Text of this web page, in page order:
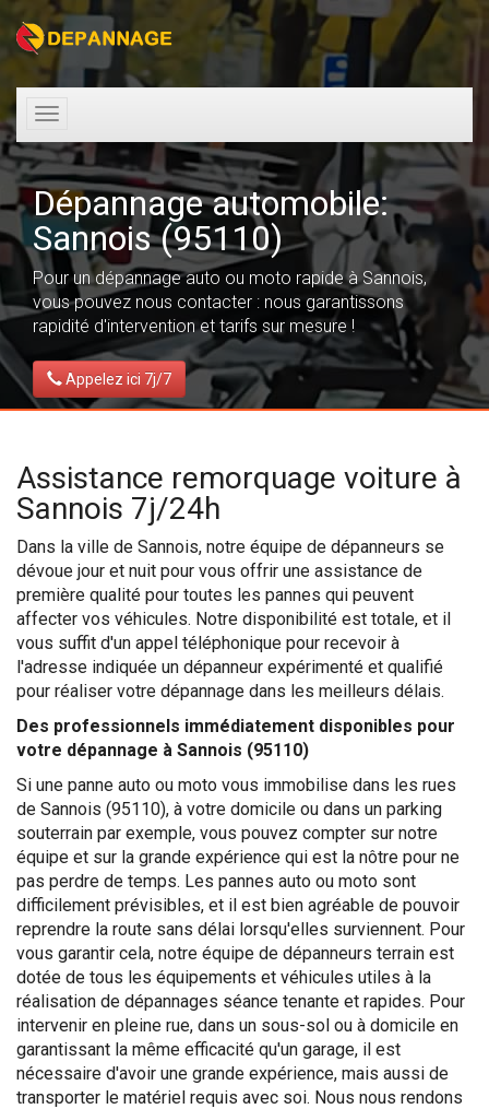
Toggle
navigation
Dépannage automobile:
Sannois (95110)
Pour un dépannage auto ou moto rapide à Sannois,
vous pouvez nous contacter : nous garantissons
rapidité d'intervention et tarifs sur mesure !
Appelez ici 7j/7
Assistance remorquage voiture à
Sannois 7j/24h
Dans la ville de Sannois, notre équipe de dépanneurs se
dévoue jour et nuit pour vous offrir une assistance de
première qualité pour toutes les pannes qui peuvent
affecter vos véhicules. Notre disponibilité est totale, et il
vous suffit d'un appel téléphonique pour recevoir à
l'adresse indiquée un dépanneur expérimenté et qualifié
pour réaliser votre dépannage dans les meilleurs délais.
Des professionnels immédiatement disponibles pour
votre dépannage à Sannois (95110)
Si une panne auto ou moto vous immobilise dans les rues
de Sannois (95110), à votre domicile ou dans un parking
souterrain par exemple, vous pouvez compter sur notre
équipe et sur la grande expérience qui est la nôtre pour ne
pas perdre de temps. Les pannes auto ou moto sont
difficilement prévisibles, et il est bien agréable de pouvoir
reprendre la route sans délai lorsqu'elles surviennent. Pour
vous garantir cela, notre équipe de dépanneurs terrain est
dotée de tous les équipements et véhicules utiles à la
réalisation de dépannages séance tenante et rapides. Pour
intervenir en pleine rue, dans un sous-sol ou à domicile en
garantissant la même efficacité qu'un garage, il est
nécessaire d'avoir une grande expérience, mais aussi de
transporter le matériel requis avec soi. Nous nous rendons